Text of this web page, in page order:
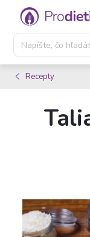
Prejsť
obsah
Recepty